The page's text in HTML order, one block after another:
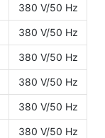
380 V/50 Hz
380 V/50 Hz
380 V/50 Hz
380 V/50 Hz
380 V/50 Hz
380 V/50 Hz